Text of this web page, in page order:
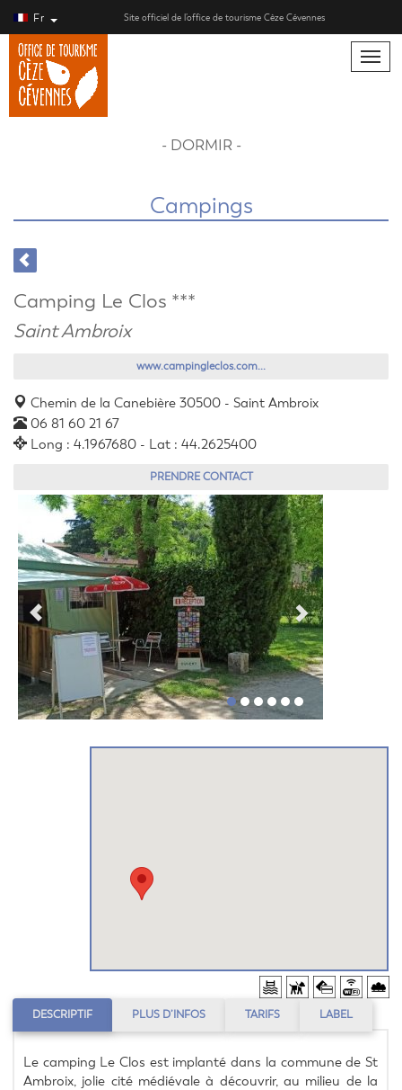
Fr Site officiel de l’office de tourisme Cèze Cévennes
Toggle
- DORMIR -
Campings
Camping Le Clos ***
Saint Ambroix
www.campingleclos.com...
Chemin de la Canebière 30500 - Saint Ambroix
06 81 60 21 67
Long : 4.1967680 - Lat : 44.2625400
PRENDRE CONTACT
DESCRIPTIF PLUS D’INFOS TARIFS LABEL
Le camping Le Clos est implanté dans la commune de St
Ambroix, jolie cité médiévale à découvrir, au milieu de la